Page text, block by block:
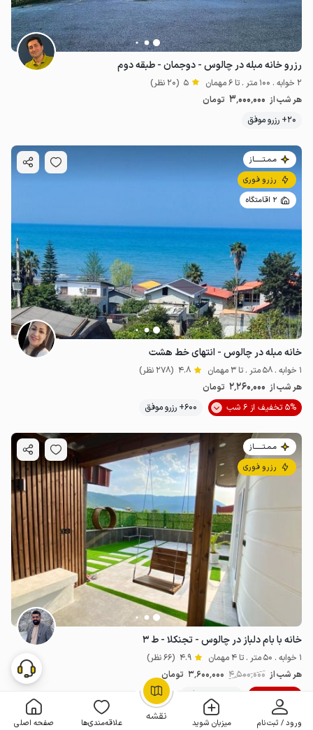
نقشه ورود / ثبت‌نام میزبان شوید علاقه‌مندی‌ها صفحه اصلی
OpenStreetMap
رزرو خانه مبله در چالوس - دوجمان - طبقه دوم
2 خوابه . 100 متر . تا 6 مهمان 5 (20 نظر)
هر شب از 3٬000٬000 تومان
20+ رزرو موفق
مـمـتــــــاز
رزرو فوری
2 اقامتگاه
خانه مبله در چالوس - انتهای خط هشت
1 خوابه . 58 متر . تا 3 مهمان 4.8 (278 نظر)
هر شب از 2٬260٬000 تومان
5% تخفیف از 6 شب
600+ رزرو موفق
مـمـتــــــاز
رزرو فوری
خانه با بام دلباز در چالوس - تجنکلا - ط ۳
1 خوابه . 50 متر . تا 4 مهمان 4.9 (66 نظر)
هر شب از 4٬500٬000 3٬600٬000 تومان